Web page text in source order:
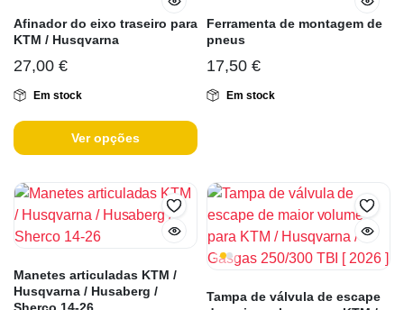
Afinador do eixo traseiro para
KTM / Husqvarna
27,00 €
Em stock
Ver opções
Ferramenta de montagem de
pneus
17,50 €
Em stock
Manetes articuladas KTM /
Husqvarna / Husaberg /
Tampa de válvula de escape